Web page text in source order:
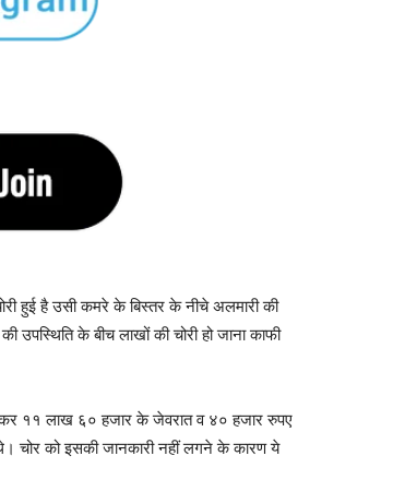
हुई है उसी कमरे के बिस्तर के नीचे अलमारी की
के बीच लाखों की चोरी हो जाना काफी
११ लाख ६० हजार के जेवरात व ४० हजार रुपए
चोर को इसकी जानकारी नहीं लगने के कारण ये